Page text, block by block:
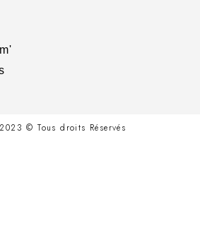
© Tous droits Réservés